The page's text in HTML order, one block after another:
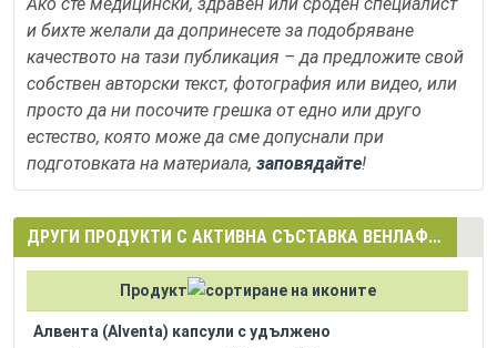
и бихте желали да допринесете за подобряване
качеството на тази публикация – да предложите свой
собствен авторски текст, фотография или видео, или
просто да ни посочите грешка от едно или друго
естество, която може да сме допуснали при
подготовката на материала, заповядайте!
ДРУГИ ПРОДУКТИ С АКТИВНА СЪСТАВКА ВЕНЛАФАКСИН (VENLAFAXINE)
Продукт
Алвента (Alventa) капсули с удължено